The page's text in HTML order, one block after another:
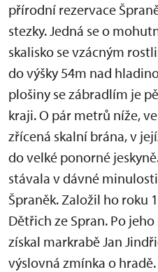
přírodní rezervace
stezky. Jedná se o
skalisko se vzácným
do výšky 54m nad
plošiny se zábradlím je
kraji. O pár metrů níže,
zřícená skalní brána, v
do velké ponorné
stávala v dávné
Špraněk. Založil ho roku
Dětřich ze Spran. Po
získal markrabě Jan
výslovná zmínka o